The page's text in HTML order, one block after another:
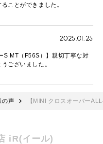
ことができました。
2025.01.25
S MT（F56S）】親切丁寧な対
ございました。
の声 【MINI クロスオーバー
iR(イール)